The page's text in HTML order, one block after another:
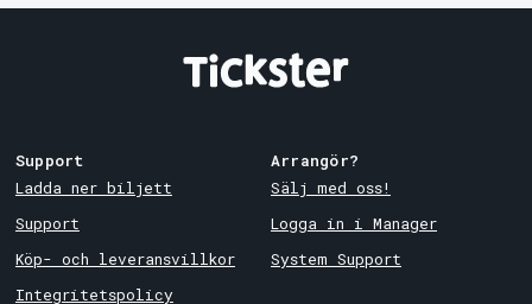
Support
Ladda ner biljett
Support
Köp- och leveransvillkor
Integritetspolicy
Arrangör?
Sälj med oss!
Logga in i Manager
System Support